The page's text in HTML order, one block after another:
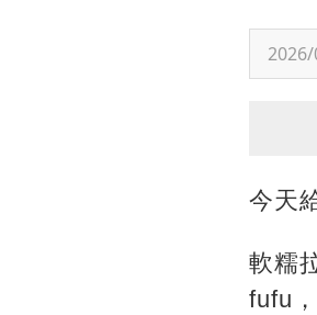
今天
軟糯
fufu